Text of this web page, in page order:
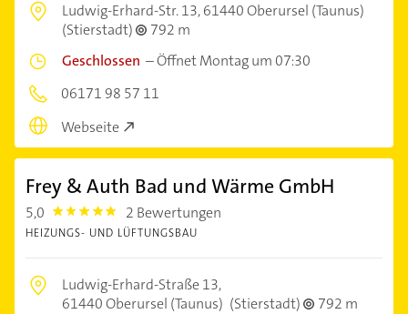
Ludwig-Erhard-Str. 13,61440 Oberursel (Taunus)
(Stierstadt)
792 m
Geschlossen –Öffnet Montag um 07:30
06171 98 57 11
Webseite
Frey & Auth Bad und Wärme GmbH
5,0 5.0 2 Bewertungen
HEIZUNGS- UND LÜFTUNGSBAU
Ludwig-Erhard-Straße 13,
61440 Oberursel (Taunus) (Stierstadt)
792 m